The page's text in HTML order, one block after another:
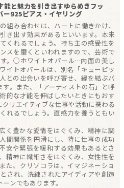
と魅力を引き出すゆらめきフッ
925ピアス・イヤリング
組み合わせは、ハートに働きかけ、
き出す効果があるといいます。本来
くれるでしょう。持ち主の感受性を
スを磨くといわれますので、芸術で
。○ホワイトオパール…内面の美し
イトオパールは、別名「キューピッ
との出会いを呼び寄せ、縁を結ぶパ
。また、「アーティストの石」と呼
的な才能を伸ばしたいときにもおす
リエイティブな仕事や活動に携わる
れるでしょう。直感力を養うともい
豊かな愛情をはぐくみ、精神に調
間関係を円滑にし、特に仕事の成功
安や緊張を緩和する効果もあるとさ
精神に繊細さをはぐくみ、女性性を
た、クリソコラは、イマジネーショ
され、洗練されたアイディアや創造
ンでもあります。